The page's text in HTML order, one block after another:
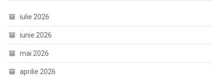
iulie 2026
iunie 2026
mai 2026
aprilie 2026